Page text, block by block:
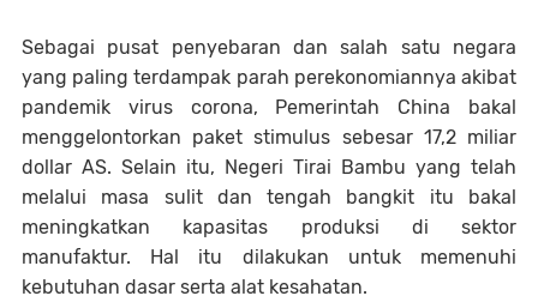
Sebagai pusat penyebaran dan salah satu negara
yang paling terdampak parah perekonomiannya akibat
pandemik virus corona, Pemerintah China bakal
menggelontorkan paket stimulus sebesar 17,2 miliar
dollar AS. Selain itu, Negeri Tirai Bambu yang telah
melalui masa sulit dan tengah bangkit itu bakal
meningkatkan kapasitas produksi di sektor
manufaktur. Hal itu dilakukan untuk memenuhi
kebutuhan dasar serta alat kesahatan.